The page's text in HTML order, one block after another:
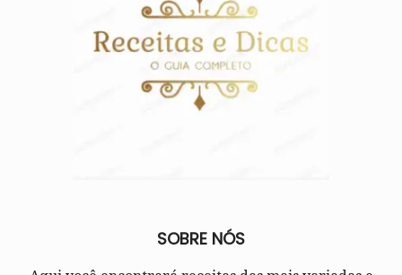
SOBRE NÓS